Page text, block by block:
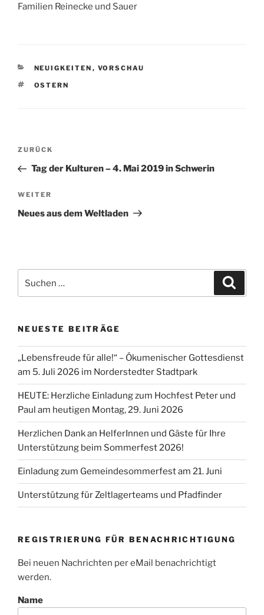
Familien Reinecke und Sauer
KATEGORIEN
NEUIGKEITEN , VORSCHAU
SCHLAGWÖRTER
OSTERN
Beitragsnavigation
Vorheriger
Beitrag
ZURÜCK
Tag der Kulturen – 4. Mai 2019 in Schwerin
Nächster
Beitrag
WEITER
Neues aus dem Weltladen
nach:
NEUESTE BEITRÄGE
„Lebensfreude für alle!“ – Ökumenischer Gottesdienst
am 5. Juli 2026 im Norderstedter Stadtpark
HEUTE: Herzliche Einladung zum Hochfest Peter und
Paul am heutigen Montag, 29. Juni 2026
Herzlichen Dank an HelferInnen und Gäste für Ihre
Unterstützung beim Sommerfest 2026!
Einladung zum Gemeindesommerfest am 21. Juni
Unterstützung für Zeltlagerteams und Pfadfinder
REGISTRIERUNG FÜR BENACHRICHTIGUNG
Bei neuen Nachrichten per eMail benachrichtigt
werden.
Name